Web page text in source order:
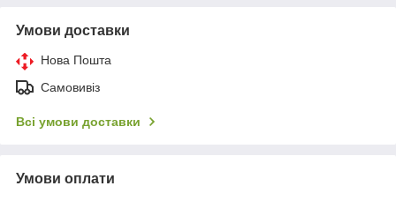
Умови доставки
Нова Пошта
Самовивіз
Всі умови доставки
Умови оплати